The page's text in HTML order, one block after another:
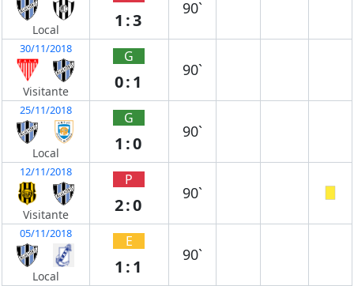
Local 1:3
90`
30/11/2018
Visitante
G
0:1
90`
25/11/2018
Local
G
1:0
90`
12/11/2018
Visitante
P
2:0
90`
05/11/2018
Local
E
1:1
90`